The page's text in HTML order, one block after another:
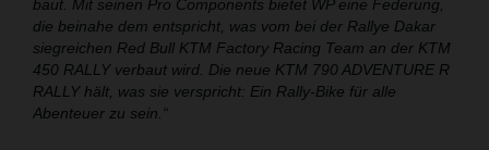
baut. Mit seinen Pro Components bietet WP eine Federung,
die beinahe dem entspricht, was vom bei der Rallye Dakar
siegreichen Red Bull KTM Factory Racing Team an der KTM
450 RALLY verbaut wird. Die neue KTM 790 ADVENTURE R
RALLY hält, was sie verspricht: Ein Rally-Bike für alle
Abenteuer zu sein.“